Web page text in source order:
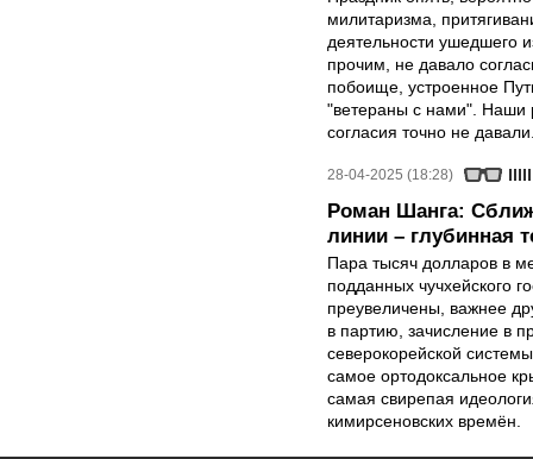
милитаризма,
деятельности ушедшего
прочим, не давало
побоище, устроенное
"ветераны с нами". Наши
согласия точно не
28-04-2025 (18:28)
Роман Шанга:
линии – глубинная
Пара тысяч долларов в
подданных чучхейского
преувеличены, важнее
в партию, зачисление в
северокорейской
самое ортодоксальное
самая свирепая
кимирсеновских времён.